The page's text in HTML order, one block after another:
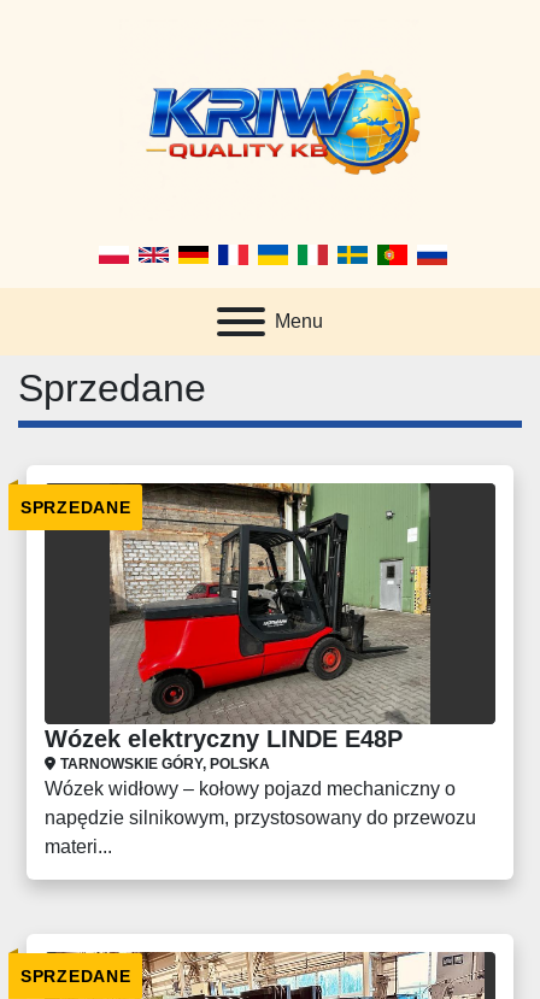
Menu
Sprzedane
SPRZEDANE
Wózek elektryczny LINDE E48P
TARNOWSKIE GÓRY, POLSKA
Wózek widłowy – kołowy pojazd mechaniczny o
napędzie silnikowym, przystosowany do przewozu
materi...
SPRZEDANE